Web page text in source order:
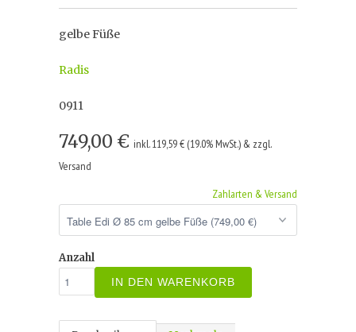
gelbe Füße
Radis
0911
749,00 € inkl. 119,59 € (19.0% MwSt.) & zzgl.
Versand
Zahlarten & Versand
Anzahl
IN DEN WARENKORB